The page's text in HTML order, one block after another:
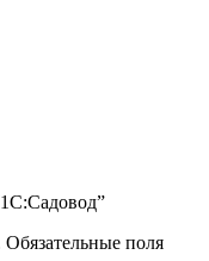
Обязательные поля